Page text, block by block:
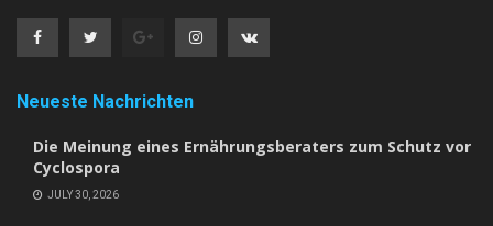
Neueste Nachrichten
Die Meinung eines Ernährungsberaters zum Schutz vor
Cyclospora
JULY 30, 2026